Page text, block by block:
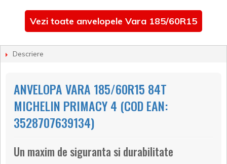
Vezi toate anvelopele Vara 185/60R15
Descriere
ANVELOPA VARA 185/60R15 84T
MICHELIN PRIMACY 4 (COD EAN:
3528707639134)
Un maxim de siguranta si durabilitate